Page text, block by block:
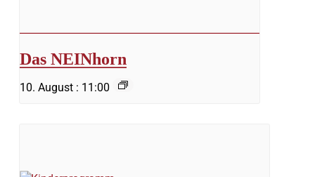
Das NEINhorn
10. August : 11:00